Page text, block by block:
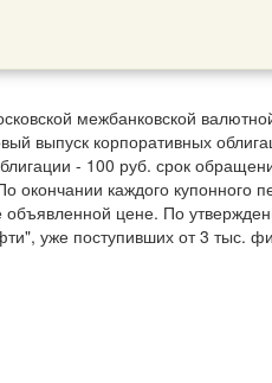
межбанковской
выпуск корпоративных
- 100 руб. срок
окончании каждого купонного
объявленной цене. По
уже поступивших от 3 тыс.